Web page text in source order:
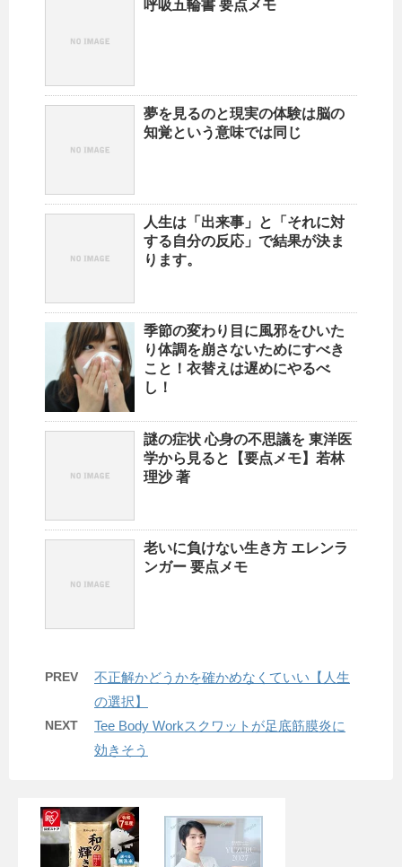
呼吸五輪書 要点メモ
夢を見るのと現実の体験は脳の
知覚という意味では同じ
人生は「出来事」と「それに対
する自分の反応」で結果が決ま
ります。
季節の変わり目に風邪をひいた
り体調を崩さないためにすべき
こと！衣替えは遅めにやるべ
し！
謎の症状 心身の不思議を 東洋医
学から見ると【要点メモ】若林
理沙 著
老いに負けない生き方 エレンラ
ンガー 要点メモ
PREV
不正解かどうかを確かめなくていい【人生
の選択】
NEXT
Tee Body Workスクワットが足底筋膜炎に
効きそう